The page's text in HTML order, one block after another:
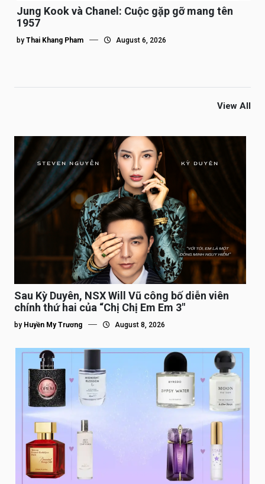
Jung Kook và Chanel: Cuộc gặp gỡ mang tên
1957
by Thai Khang Pham August 6, 2026
View All
Sau Kỳ Duyên, NSX Will Vũ công bố diễn viên
chính thứ hai của “Chị Chị Em Em 3″
by Huyền My Trương August 8, 2026